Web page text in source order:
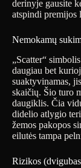
derinyje gausite
atspindi premijos
Nemokamų
„Scatter“
daugiau bet
suaktyvinamas,
skaičių. Šio turo
daugiklis. Čia
didelio atlygio
žemos pakopos
eilutės tampa
Rizikos